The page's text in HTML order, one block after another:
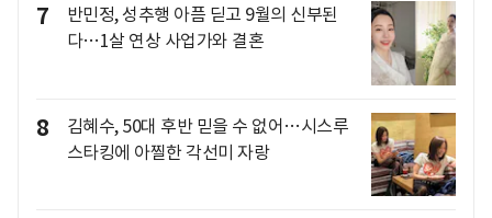
7
반민정, 성추행 아픔 딛고 9월의 신부된
다…1살 연상 사업가와 결혼
8
김혜수, 50대 후반 믿을 수 없어…시스루
스타킹에 아찔한 각선미 자랑